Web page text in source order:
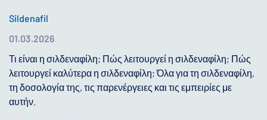
Sildenafil
01.03.2026
Τι είναι η σιλδεναφίλη; Πώς λειτουργεί η σιλδεναφίλη; Πώς
λειτουργεί καλύτερα η σιλδεναφίλη; Όλα για τη σιλδεναφίλη,
τη δοσολογία της, τις παρενέργειες και τις εμπειρίες με
αυτήν.